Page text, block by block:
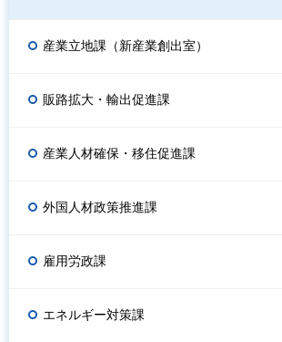
産業立地課（新産業創出室）
販路拡大・輸出促進課
産業人材確保・移住促進課
外国人材政策推進課
雇用労政課
エネルギー対策課